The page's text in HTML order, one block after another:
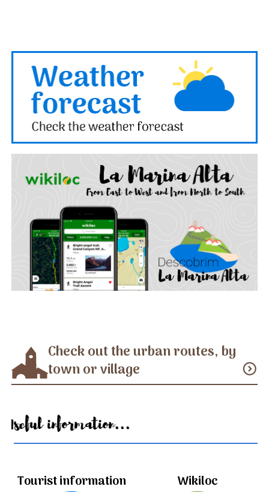
Check out the urban routes, by
town or village
expand_circle_down
Useful information...
Tourist information Wikiloc